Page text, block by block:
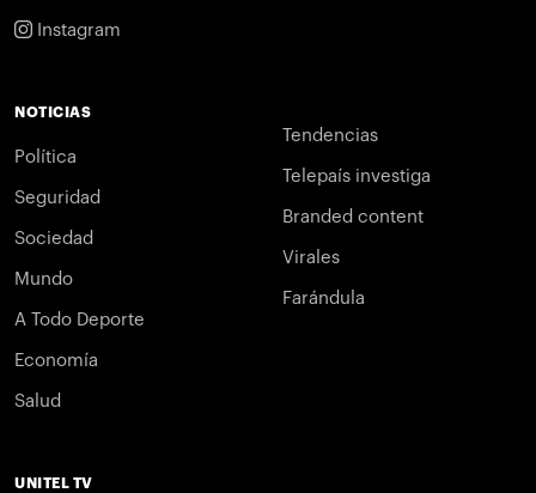
Instagram
NOTICIAS
Política
Seguridad
Sociedad
Mundo
A Todo Deporte
Economía
Salud
Tendencias
Telepaís investiga
Branded content
Virales
Farándula
UNITEL TV